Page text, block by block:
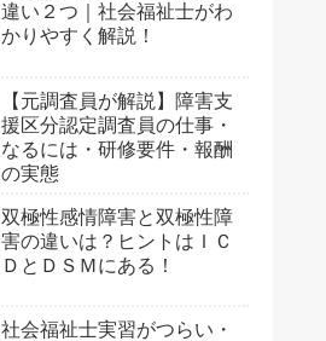
違い２つ｜社会福祉士がわ
かりやすく解説！
【元調査員が解説】障害支
援区分認定調査員の仕事・
なるには・研修要件・報酬
の実態
双極性感情障害と双極性障
害の違いは？ヒントはＩＣ
ＤとＤＳＭにある！
社会福祉士実習がつらい・